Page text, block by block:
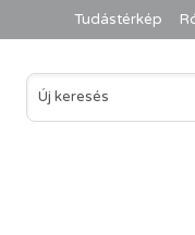
Tudástérkép